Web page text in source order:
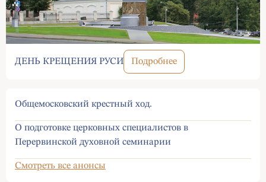
ДЕНЬ КРЕЩЕНИЯ РУСИ Подробнее
Общемосковский крестный ход.
О подготовке церковных специалистов в
Перервинской духовной семинарии
Смотреть все анонсы